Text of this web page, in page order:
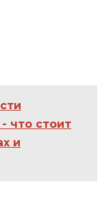
- что стоит
и